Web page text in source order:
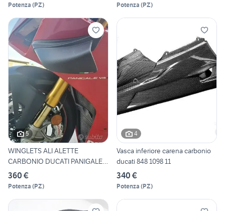
Potenza (PZ) Potenza (PZ)
5
WINGLETS ALI ALETTE
CARBONIO DUCATI PANIGALE
V4 V4
360 €
Potenza (PZ)
4
Vasca inferiore carena carbonio
ducati 848 1098 11
340 €
Potenza (PZ)